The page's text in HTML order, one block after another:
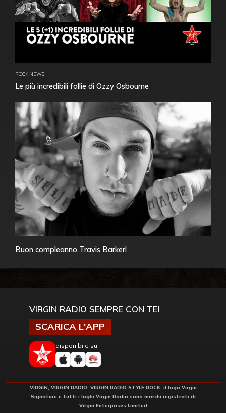
ROCK NEWS
Le più incredibili follie di Ozzy Osbourne
Buon compleanno Travis Barker!
VIRGIN RADIO SEMPRE CON TE!
SCARICA L'APP
disponibile su
VIRGIN, VIRGIN RADIO, VIRGIN RADIO STYLE ROCK, il logo Virgin
Signature e tutti i loghi Virgin Radio sono marchi registrati di
Virgin Enterprises Limited